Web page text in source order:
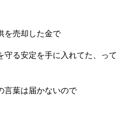
を売却した金で
守る安定を手に入れてた、って
言葉は届かないので